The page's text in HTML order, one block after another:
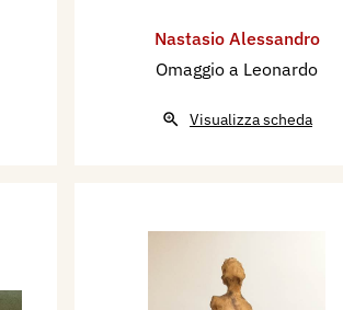
Nastasio Alessandro
Omaggio a Leonardo
Visualizza scheda